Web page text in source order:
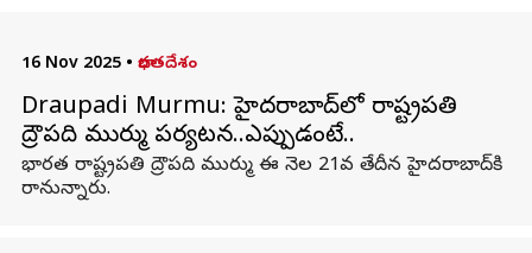
16 Nov 2025 • భారతదేశం
Draupadi Murmu: హైదరాబాద్‌లో రాష్ట్రపతి
ద్రౌపది ముర్ము పర్యటన..ఎప్పుడంటే..
భారత రాష్ట్రపతి ద్రౌపది ముర్ము ఈ నెల 21వ తేదీన హైదరాబాద్‌కి
రానున్నారు.